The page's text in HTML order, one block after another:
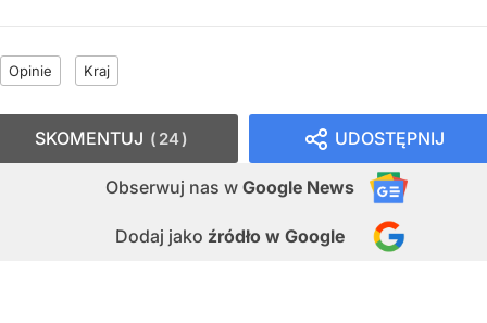
Opinie Kraj
UDOSTĘPNIJ
Obserwuj nas w Google News
Dodaj jako źródło w Google
SKOMENTUJ 24